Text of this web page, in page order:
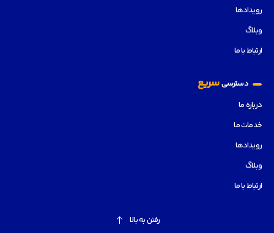
رویدادها
وبلاگ
ارتباط با ما
دسترسیسریع
درباره ما
خدمات ما
رویدادها
وبلاگ
ارتباط با ما
رفتن به بالا